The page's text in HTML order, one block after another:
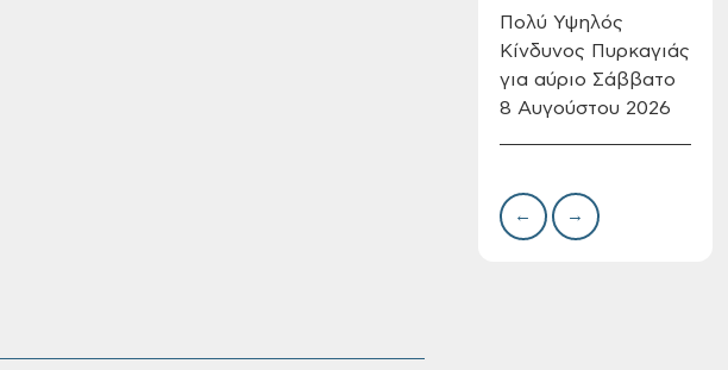
Πίνακες Κατάταξης
& Βαθμολογίας,
προσληπτέων και
Ονομαστικοί πίνακες
της προκήρυξης
Πολύ Υψηλός
Κίνδυνος Πυρκαγιάς
για αύριο Σάββατο
8 Αυγούστου 2026
← →